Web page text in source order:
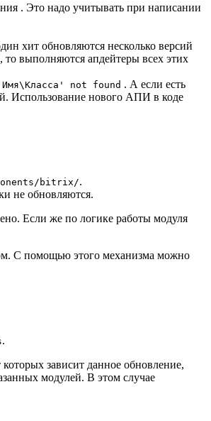
. Это надо учитывать при написании
хит обновляются несколько версий
то выполняются апдейтеры всех этих
not found . А если есть
Использование нового АПИ в коде
bitrix/.
не обновляются.
Если же по логике работы модуля
С помощью этого механизма можно
.
зависит данное обновление,
модулей. В этом случае